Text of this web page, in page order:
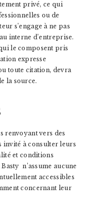
privé, ce qui
ou de
s’engage à ne pas
interne d’entreprise.
le composent pris
expresse
toute citation, devra
la source.
renvoyant vers des
invité à consulter leurs
et conditions
n’assume aucune
accessibles
concernant leur